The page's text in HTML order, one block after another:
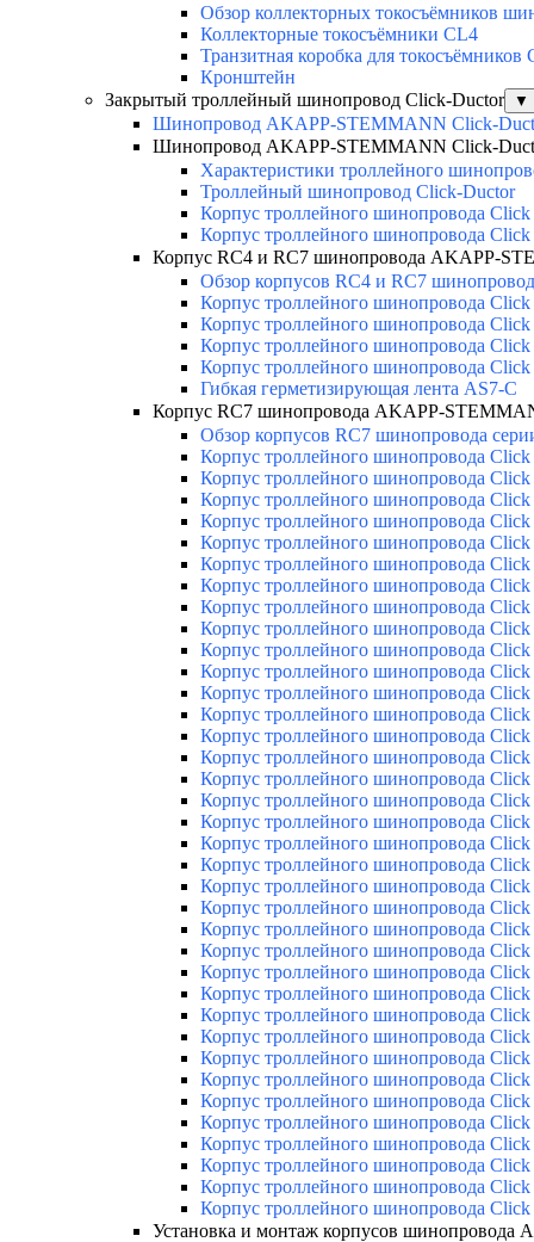
Обзор коллекторных токосъёмников
Коллекторные токосъёмники CL4
Транзитная коробка для токосъёмников
Кронштейн
Закрытый троллейный шинопровод Click-Ductor
▼
Шинопровод AKAPP-STEMMANN Click-
Шинопровод AKAPP-STEMMANN Click-
Характеристики троллейного
Троллейный шинопровод Click-Ductor
Корпус троллейного шинопровода
Корпус троллейного шинопровода
Корпус RC4 и RC7 шинопровода AKAPP-
Обзор корпусов RC4 и RC7
Корпус троллейного шинопровода
Корпус троллейного шинопровода
Корпус троллейного шинопровода
Корпус троллейного шинопровода
Гибкая герметизирующая лента AS7-C
Корпус RC7 шинопровода AKAPP-
Обзор корпусов RC7 шинопровода
Корпус троллейного шинопровода
Корпус троллейного шинопровода
Корпус троллейного шинопровода
Корпус троллейного шинопровода
Корпус троллейного шинопровода
Корпус троллейного шинопровода
Корпус троллейного шинопровода
Корпус троллейного шинопровода
Корпус троллейного шинопровода
Корпус троллейного шинопровода
Корпус троллейного шинопровода
Корпус троллейного шинопровода
Корпус троллейного шинопровода
Корпус троллейного шинопровода
Корпус троллейного шинопровода
Корпус троллейного шинопровода
Корпус троллейного шинопровода
Корпус троллейного шинопровода
Корпус троллейного шинопровода
Корпус троллейного шинопровода
Корпус троллейного шинопровода
Корпус троллейного шинопровода
Корпус троллейного шинопровода
Корпус троллейного шинопровода
Корпус троллейного шинопровода
Корпус троллейного шинопровода
Корпус троллейного шинопровода
Корпус троллейного шинопровода
Корпус троллейного шинопровода
Корпус троллейного шинопровода
Корпус троллейного шинопровода
Корпус троллейного шинопровода
Корпус троллейного шинопровода
Корпус троллейного шинопровода
Корпус троллейного шинопровода
Корпус троллейного шинопровода
Установка и монтаж корпусов